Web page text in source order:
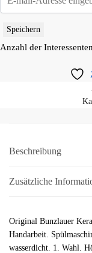
Speichern
Anzahl der
Beschreibung
Zusätzliche
Original Bunzlauer
Handarbeit.
wasserdicht. 1. Wahl.